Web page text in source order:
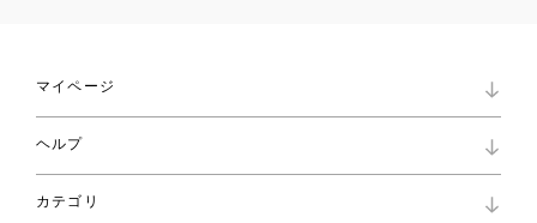
マイページ
ロイヤリティプログラム
パスワード再設定
ショッピングバッグ
ヘルプ
お問い合わせ
カテゴリ